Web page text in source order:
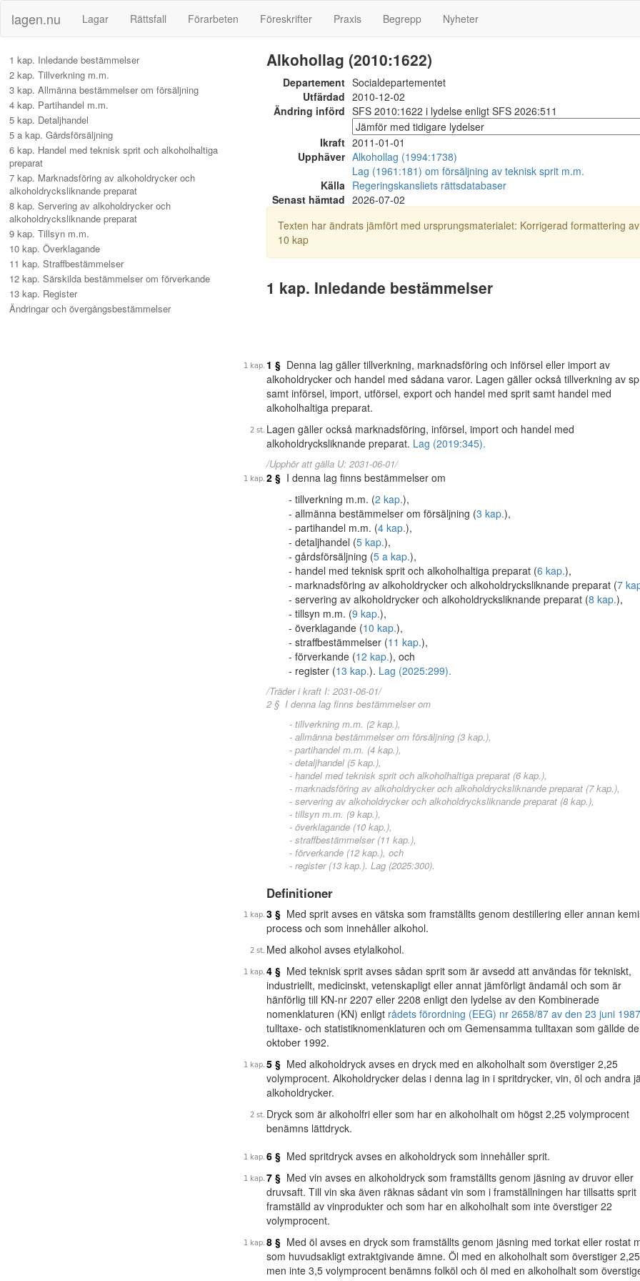
lagen.nu Lagar Rättsfall Förarbeten Föreskrifter Praxis Begrepp Nyheter
1 kap. Inledande bestämmelser
2 kap. Tillverkning m.m.
3 kap. Allmänna bestämmelser om försäljning
4 kap. Partihandel m.m.
5 kap. Detaljhandel
5 a kap. Gårdsförsäljning
6 kap. Handel med teknisk sprit och alkoholhaltiga
preparat
7 kap. Marknadsföring av alkoholdrycker och
alkoholdrycksliknande preparat
8 kap. Servering av alkoholdrycker och
alkoholdrycksliknande preparat
9 kap. Tillsyn m.m.
10 kap. Överklagande
11 kap. Straffbestämmelser
12 kap. Särskilda bestämmelser om förverkande
13 kap. Register
Ändringar och övergångsbestämmelser
Alkohollag (2010:1622)
Departement Socialdepartementet
Utfärdad 2010-12-02
Ändring införd SFS 2010:1622 i lydelse enligt SFS 2026:511
Ikraft 2011-01-01
Upphäver Alkohollag (1994:1738)
Lag (1961:181) om försäljning av teknisk sprit m.m.
Källa Regeringskansliets rättsdatabaser
Senast hämtad 2026-07-02
Texten har ändrats jämfört med ursprungsmaterialet: Korrigerad formattering av
10 kap
1 kap. Inledande bestämmelser
1 § Denna lag gäller tillverkning, marknadsföring och införsel eller import av
alkoholdrycker och handel med sådana varor. Lagen gäller också tillverkning av
samt införsel, import, utförsel, export och handel med sprit samt handel med
alkoholhaltiga preparat.
Lagen gäller också marknadsföring, införsel, import och handel med
alkoholdrycksliknande preparat. Lag (2019:345).
/Upphör att gälla U: 2031-06-01/
2 § I denna lag finns bestämmelser om
tillverkning m.m. (2 kap.),
allmänna bestämmelser om försäljning (3 kap.),
partihandel m.m. (4 kap.),
detaljhandel (5 kap.),
gårdsförsäljning (5 a kap.),
handel med teknisk sprit och alkoholhaltiga preparat (6 kap.),
marknadsföring av alkoholdrycker och alkoholdrycksliknande preparat (7
servering av alkoholdrycker och alkoholdrycksliknande preparat (8 kap.),
tillsyn m.m. (9 kap.),
överklagande (10 kap.),
straffbestämmelser (11 kap.),
förverkande (12 kap.), och
register (13 kap.). Lag (2025:299).
/Träder i kraft I: 2031-06-01/
2 § I denna lag finns bestämmelser om
tillverkning m.m. (2 kap.),
allmänna bestämmelser om försäljning (3 kap.),
partihandel m.m. (4 kap.),
detaljhandel (5 kap.),
handel med teknisk sprit och alkoholhaltiga preparat (6 kap.),
marknadsföring av alkoholdrycker och alkoholdrycksliknande preparat (7 kap.),
servering av alkoholdrycker och alkoholdrycksliknande preparat (8 kap.),
tillsyn m.m. (9 kap.),
överklagande (10 kap.),
straffbestämmelser (11 kap.),
förverkande (12 kap.), och
register (13 kap.). Lag (2025:300).
Definitioner
3 § Med sprit avses en vätska som framställts genom destillering eller annan
process och som innehåller alkohol.
Med alkohol avses etylalkohol.
4 § Med teknisk sprit avses sådan sprit som är avsedd att användas för tekniskt,
industriellt, medicinskt, vetenskapligt eller annat jämförligt ändamål och som är
hänförlig till KN-nr 2207 eller 2208 enligt den lydelse av den Kombinerade
nomenklaturen (KN) enligt rådets förordning (EEG) nr 2658/87 av den 23 juni 1987
tulltaxe- och statistiknomenklaturen och om Gemensamma tulltaxan som gällde
oktober 1992.
5 § Med alkoholdryck avses en dryck med en alkoholhalt som överstiger 2,25
volymprocent. Alkoholdrycker delas i denna lag in i spritdrycker, vin, öl och andra
alkoholdrycker.
Dryck som är alkoholfri eller som har en alkoholhalt om högst 2,25 volymprocent
benämns lättdryck.
6 § Med spritdryck avses en alkoholdryck som innehåller sprit.
7 § Med vin avses en alkoholdryck som framställts genom jäsning av druvor eller
druvsaft. Till vin ska även räknas sådant vin som i framställningen har tillsatts sprit
framställd av vinprodukter och som har en alkoholhalt som inte överstiger 22
volymprocent.
8 § Med öl avses en dryck som framställts genom jäsning med torkat eller rostat
som huvudsakligt extraktgivande ämne. Öl med en alkoholhalt som överstiger 2,25
men inte 3,5 volymprocent benämns folköl och öl med en alkoholhalt som